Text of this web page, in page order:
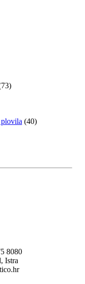
plovila (40)
8080
Istra